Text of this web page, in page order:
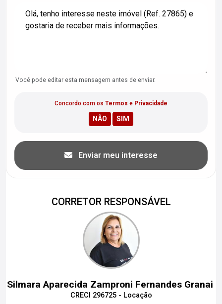
Você pode editar esta mensagem antes de enviar.
Concordo com os Termos e Privacidade
Enviar meu interesse
CORRETOR RESPONSÁVEL
Silmara Aparecida Zamproni Fernandes Granai
CRECI 296725 - Locação